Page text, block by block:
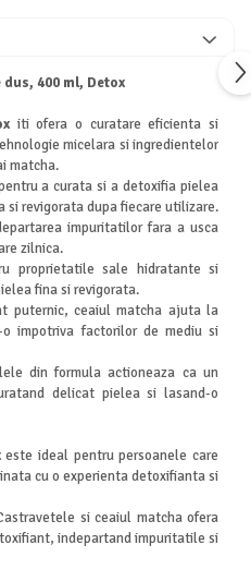
400 ml, Detox
iti ofera o curatare eficienta si
micelara si ingredientelor
matcha.
a curata si a detoxifia pielea
si revigorata dupa fiecare utilizare.
impuritatilor fara a usca
zilnica.
proprietatile sale hidratante si
fina si revigorata.
puternic, ceaiul matcha ajuta la
impotriva factorilor de mediu si
din formula actioneaza ca un
delicat pielea si lasand-o
este ideal pentru persoanele care
cu o experienta detoxifianta si
si ceaiul matcha ofera
indepartand impuritatile si